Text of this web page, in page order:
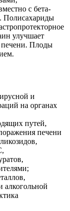
с бета-
Полисахариды
улучшает
печени. Плоды
и
на органах
путей,
печени
алкогольной